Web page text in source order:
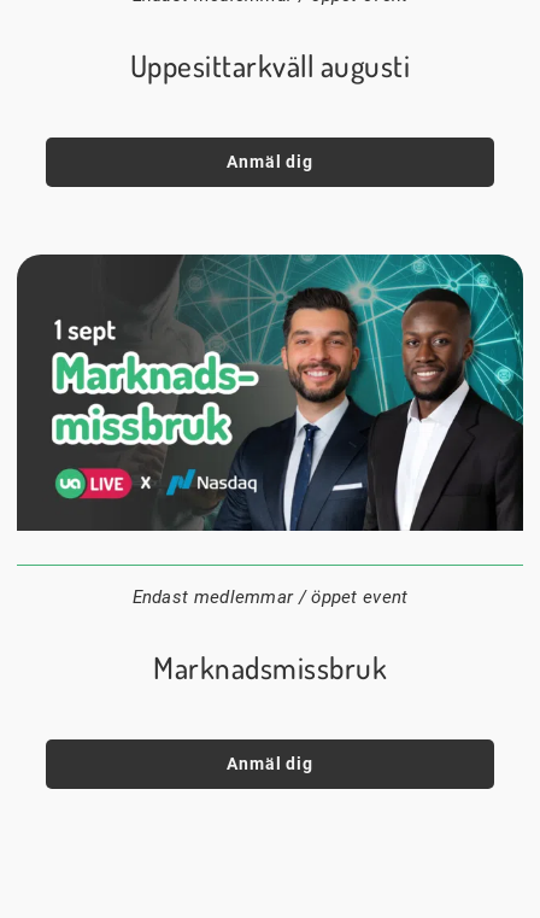
Uppesittarkväll augusti
Anmäl dig
1 september
18:00
Digitalt
Endast medlemmar / öppet event
Marknadsmissbruk
Anmäl dig